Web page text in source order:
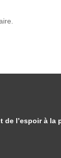
de l’espoir à la